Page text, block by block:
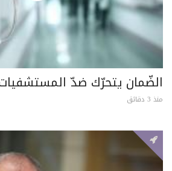
الضّمان يتحرّك ضدّ
منذ 3 دقائق